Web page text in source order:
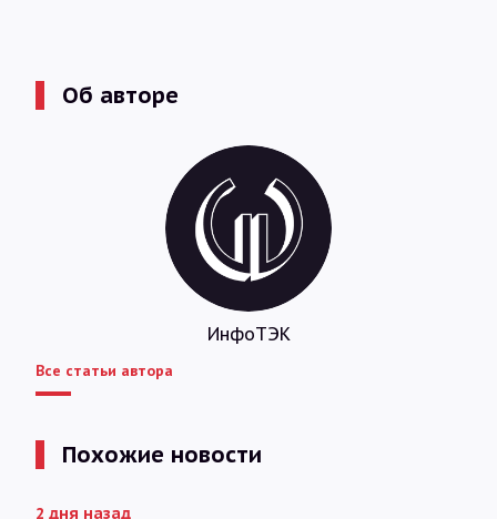
Об авторе
ИнфоТЭК
Все статьи автора
Похожие новости
2 дня назад